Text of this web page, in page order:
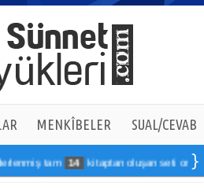
MENKÎBELER SUAL/CEVAB
tam 14 kitaptan oluşan seti online